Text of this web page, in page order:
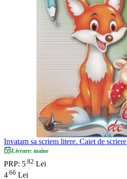
Invatam sa scriem litere. Caiet de scriere
Livrare: maine
PRP: 5 82 Lei
4 66 Lei